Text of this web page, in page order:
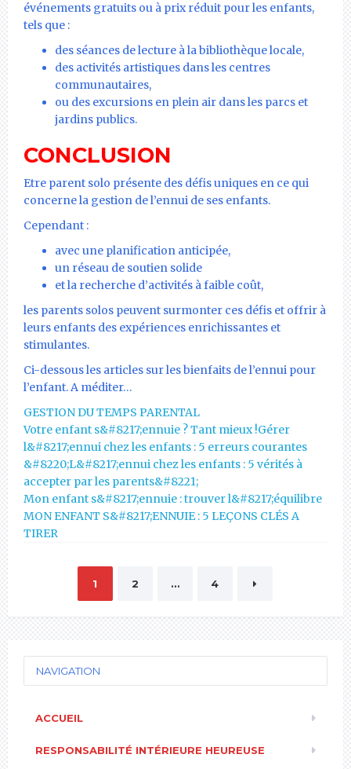
événements gratuits ou à prix réduit pour les enfants,
tels que :
des séances de lecture à la bibliothèque locale,
des activités artistiques dans les centres
communautaires,
ou des excursions en plein air dans les parcs et
jardins publics.
CONCLUSION
Etre parent solo présente des défis uniques en ce qui
concerne la gestion de l’ennui de ses enfants.
Cependant :
avec une planification anticipée,
un réseau de soutien solide
et la recherche d’activités à faible coût,
les parents solos peuvent surmonter ces défis et offrir à
leurs enfants des expériences enrichissantes et
stimulantes.
Ci-dessous les articles sur les bienfaits de l’ennui pour
l’enfant. A méditer…
GESTION DU TEMPS PARENTAL
Votre enfant s&#8217;ennuie ? Tant mieux !Gérer
l&#8217;ennui chez les enfants : 5 erreurs courantes
&#8220;L&#8217;ennui chez les enfants : 5 vérités à
accepter par les parents&#8221;
Mon enfant s&#8217;ennuie : trouver l&#8217;équilibre
MON ENFANT S&#8217;ENNUIE : 5 LEÇONS CLÉS A
TIRER
Pagination
publications
1 2 … 4
NAVIGATION
ACCUEIL
RESPONSABILITÉ INTÉRIEURE HEUREUSE